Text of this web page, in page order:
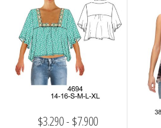
$3.290- $7.900Rango